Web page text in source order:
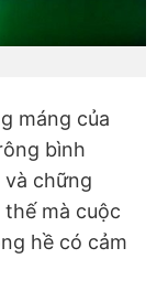
máng của
bình
chững
thế mà cuộc
hề có cảm